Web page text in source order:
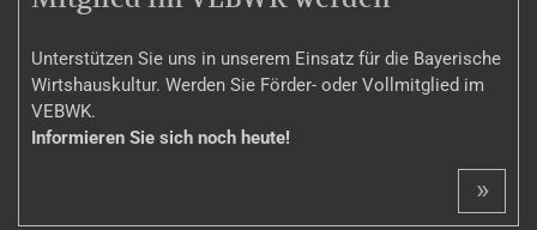
Unterstützen Sie uns in unserem Einsatz für die Bayerische
Wirtshauskultur. Werden Sie Förder- oder Vollmitglied im
VEBWK.
Informieren Sie sich noch heute!
»